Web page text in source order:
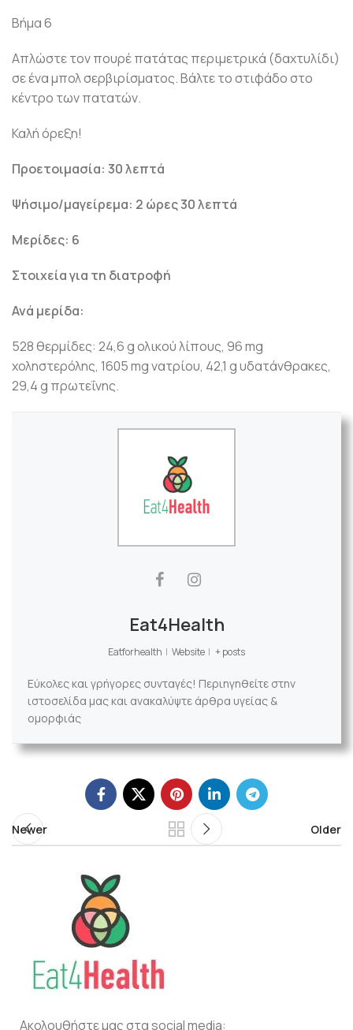
Βήμα 6
Απλώστε τον πουρέ πατάτας περιμετρικά (δαχτυλίδι)
σε ένα μπολ σερβιρίσματος. Βάλτε το στιφάδο στο
κέντρο των πατατών.
Καλή όρεξη!
Προετοιμασία: 30 λεπτά
Ψήσιμο/μαγείρεμα: 2 ώρες 30 λεπτά
Μερίδες: 6
Στοιχεία για τη διατροφή
Ανά μερίδα:
528 θερμίδες: 24,6 g ολικού λίπους, 96 mg
χοληστερόλης, 1605 mg νατρίου, 42,1 g υδατάνθρακες,
29,4 g πρωτεΐνης.
Eat4Health
Eatforhealth | Website | + posts
Εύκολες και γρήγορες συνταγές! Περιηγηθείτε στην
ιστοσελίδα μας και ανακαλύψτε άρθρα υγείας &
ομορφιάς
Newer Older
Ακολουθήστε μας στα social media: